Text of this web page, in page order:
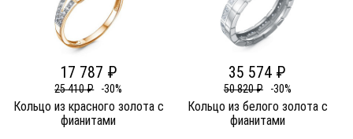
17 787 ₽
25 410 ₽ -30%
Кольцо из красного золота c
фианитами
35 574 ₽
50 820 ₽ -30%
Кольцо из белого золота c
фианитами